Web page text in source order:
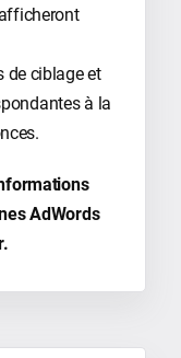
de ciblage et
à la
AdWords